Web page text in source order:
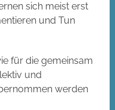
sich meist erst
und Tun
für die gemeinsam
und
werden